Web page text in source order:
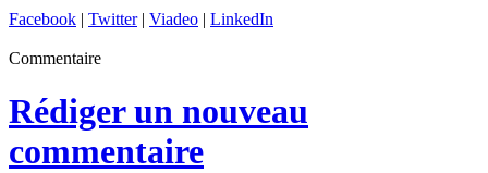
Facebook | Twitter| Viadeo | LinkedIn
Commentaire
Rédiger un nouveau
commentaire